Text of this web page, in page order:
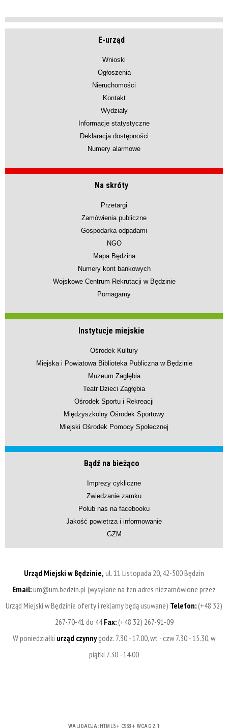
E-urząd
Wnioski
Ogłoszenia
Nieruchomości
Kontakt
Wydziały
Informacje statystyczne
Deklaracja dostępności
Numery alarmowe
Na skróty
Przetargi
Zamówienia publiczne
Gospodarka odpadami
NGO
Mapa Będzina
Numery kont bankowych
Wojskowe Centrum Rekrutacji w Będzinie
Pomagamy
Instytucje miejskie
Ośrodek Kultury
Miejska i Powiatowa Biblioteka Publiczna w Będzinie
Muzeum Zagłębia
Teatr Dzieci Zagłębia
Ośrodek Sportu i Rekreacji
Międzyszkolny Ośrodek Sportowy
Miejski Ośrodek Pomocy Społecznej
Bądź na bieżąco
Imprezy cykliczne
Zwiedzanie zamku
Polub nas na facebooku
Jakość powietrza i informowanie
GZM
Urząd Miejski w Będzinie, ul. 11 Listopada 20, 42-500 Będzin
Email:um@um.bedzin.pl (wysyłane na ten adres niezamówione przez
Urząd Miejski w Będzinie oferty i reklamy będą usuwane) Telefon:(+48 32)
267-70-41 do 44Fax:(+48 32) 267-91-09
W poniedziałki urząd czynnygodz. 7.30 - 17.00, wt - czw 7.30 - 15.30, w
piątki 7.30 - 14.00
WALIDACJA: HTML5+ CSS3 + WCAG 2.1